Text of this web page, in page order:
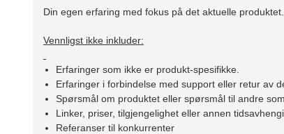
Din egen erfaring med fokus på det aktuelle produktet.
Vennligst ikke inkluder:
Erfaringer som ikke er produkt-spesifikke.
Erfaringer i forbindelse med support eller retur av
Spørsmål om produktet eller spørsmål til andre
Linker, priser, tilgjengelighet eller annen
Referanser til konkurrenter